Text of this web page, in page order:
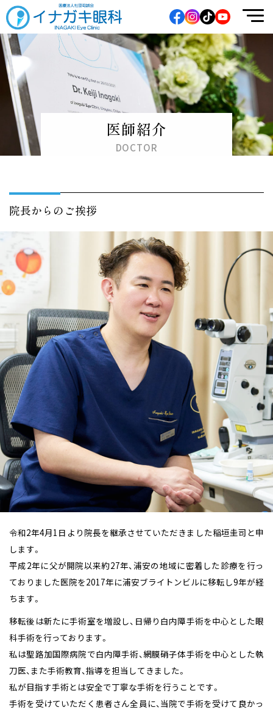
イナガキ眼科
医師紹介
DOCTOR
院長からのご挨拶
令和2年4月1日より院長を継承させていただきました稲垣圭司と申
します。
平成2年に父が開院以来約27年、浦安の地域に密着した診療を行っ
ておりました医院を2017年に浦安ブライトンビルに移転し9年が経
ちます。
移転後は新たに手術室を増設し、日帰り白内障手術を中心とした眼
科手術を行っております。
私は聖路加国際病院で白内障手術、網膜硝子体手術を中心とした執
刀医、また手術教育、指導を担当してきました。
私が目指す手術とは安全で丁寧な手術を行うことです。
手術を受けていただく患者さん全員に、当院で手術を受けて良かっ